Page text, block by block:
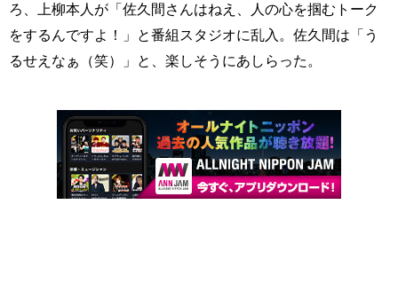
ろ、上柳本人が「佐久間さんはねえ、人の心を掴むトーク
をするんですよ！」と番組スタジオに乱入。佐久間は「う
るせえなぁ（笑）」と、楽しそうにあしらった。